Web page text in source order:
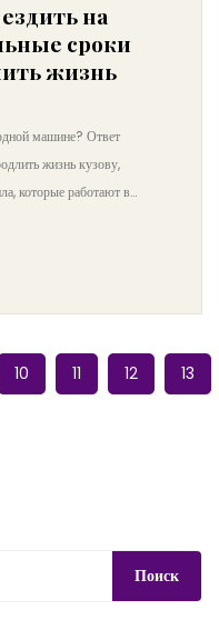
на
сроки
жизнь
машине? Ответ
жизнь кузову,
которые работают в
10 11 12 13